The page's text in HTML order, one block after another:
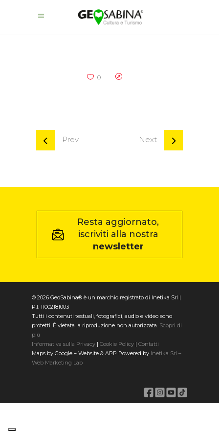
0
Prev Next
Resta aggiornato,
iscriviti alla nostra
newsletter
© 2026 GeoSabina® è un marchio registrato di Inetika Srl |
P.I. 11002181003
Tutti i contenuti testuali, fotografici, audio e video sono
protetti. È vietata la riproduzione non autorizzata. Scopri di
più
Informativa sulla Privacy | Cookie Policy | Contatti
Maps by Google – Website & APP Powered by Inetika Srl –
Web Marketing Lab